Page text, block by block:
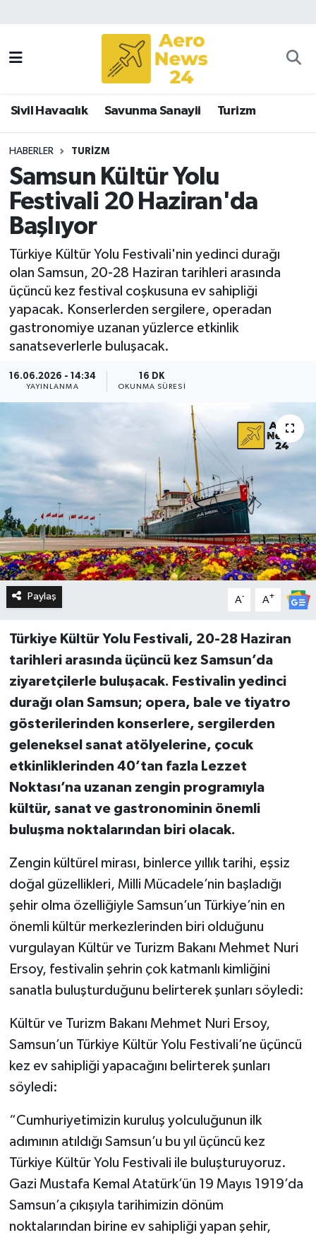
Sivil Havacılık Savunma Sanayii Turizm
HABERLER TURIZM
Samsun Kültür Yolu
Festivali 20 Haziran'da
Başlıyor
Türkiye Kültür Yolu Festivali'nin yedinci durağı
olan Samsun, 20-28 Haziran tarihleri arasında
üçüncü kez festival coşkusuna ev sahipliği
yapacak. Konserlerden sergilere, operadan
gastronomiye uzanan yüzlerce etkinlik
sanatseverlerle buluşacak.
16.06.2026 - 14:34
YAYINLANMA
16 DK
OKUNMA SÜRESI
Paylaş A- A+
Türkiye Kültür Yolu Festivali, 20-28 Haziran
tarihleri arasında üçüncü kez Samsun’da
ziyaretçilerle buluşacak. Festivalin yedinci
durağı olan Samsun; opera, bale ve tiyatro
gösterilerinden konserlere, sergilerden
geleneksel sanat atölyelerine, çocuk
etkinliklerinden 40’tan fazla Lezzet
Noktası’na uzanan zengin programıyla
kültür, sanat ve gastronominin önemli
buluşma noktalarından biri olacak.
Zengin kültürel mirası, binlerce yıllık tarihi, eşsiz
doğal güzellikleri, Milli Mücadele’nin başladığı
şehir olma özelliğiyle Samsun’un Türkiye’nin en
önemli kültür merkezlerinden biri olduğunu
vurgulayan Kültür ve Turizm Bakanı Mehmet Nuri
Ersoy, festivalin şehrin çok katmanlı kimliğini
sanatla buluşturduğunu belirterek şunları söyledi:
Kültür ve Turizm Bakanı Mehmet Nuri Ersoy,
Samsun’un Türkiye Kültür Yolu Festivali’ne üçüncü
kez ev sahipliği yapacağını belirterek şunları
söyledi:
“Cumhuriyetimizin kuruluş yolculuğunun ilk
adımının atıldığı Samsun’u bu yıl üçüncü kez
Türkiye Kültür Yolu Festivali ile buluşturuyoruz.
Gazi Mustafa Kemal Atatürk’ün 19 Mayıs 1919’da
Samsun’a çıkışıyla tarihimizin dönüm
noktalarından birine ev sahipliği yapan şehir,